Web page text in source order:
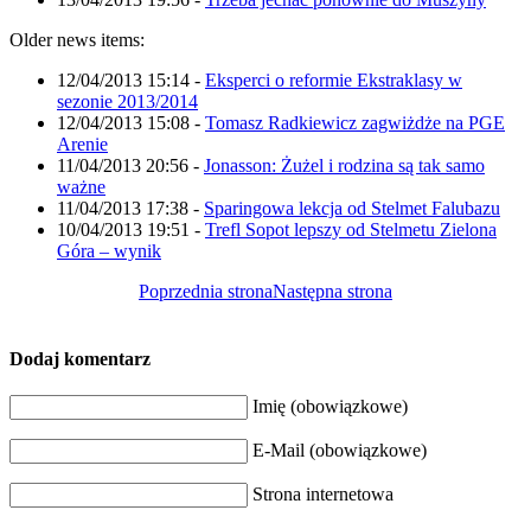
Older news items:
12/04/2013 15:14 - Eksperci o reformie Ekstraklasy w
sezonie 2013/2014
12/04/2013 15:08 - Tomasz Radkiewicz zagwiżdże na PGE
Arenie
11/04/2013 20:56 - Jonasson: Żużel i rodzina są tak samo
ważne
11/04/2013 17:38 - Sparingowa lekcja od Stelmet Falubazu
10/04/2013 19:51 - Trefl Sopot lepszy od Stelmetu Zielona
Góra – wynik
Poprzednia stronaNastępna strona
Dodaj komentarz
Imię (obowiązkowe)
E-Mail (obowiązkowe)
Strona internetowa